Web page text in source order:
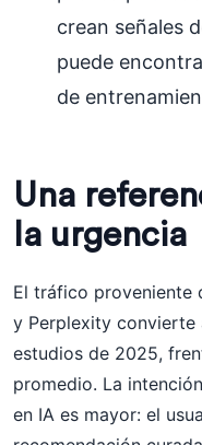
crean señales
puede
de
Una
la urgencia
El tráfico proveniente
y Perplexity convierte
estudios de 2025,
promedio. La
en IA es mayor: el